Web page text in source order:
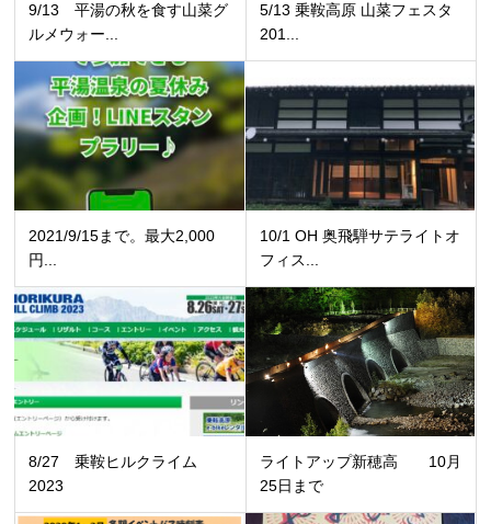
9/13 平湯の秋を食す山菜グ
ルメウォー...
5/13 乗鞍高原 山菜フェスタ
201...
2021/9/15まで。最大2,000
円...
10/1 OH 奥飛騨サテライトオ
フィス...
8/27 乗鞍ヒルクライム
2023
ライトアップ新穂高 10月
25日まで